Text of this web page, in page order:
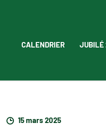
CALENDRIER JUBILÉ
15 mars 2025